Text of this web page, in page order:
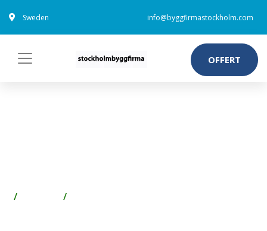
Sweden info@byggfirmastockholm.com
OFFERT